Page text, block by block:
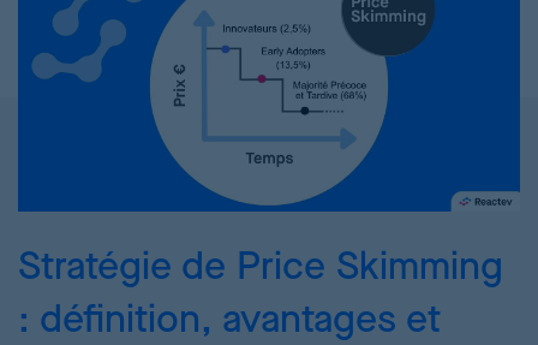
Stratégie de Price Skimming
: définition, avantages et